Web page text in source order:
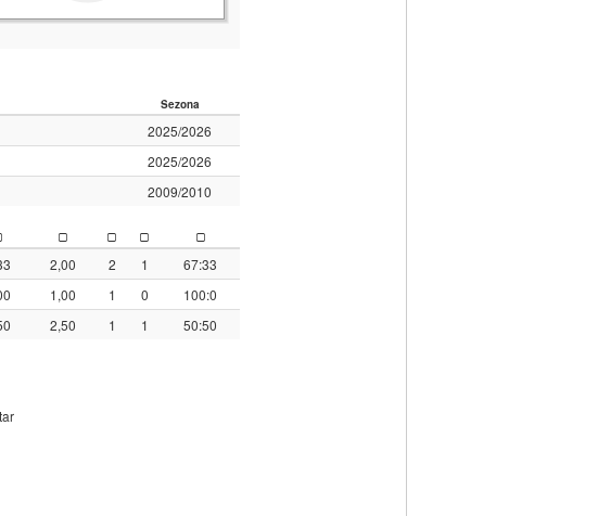
Sezona
2025/2026
2025/2026
2009/2010
2,00 2 1
67:33
1,00 1 0
100:0
2,50 1 1 50:50